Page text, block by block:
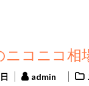
ニコニコ相
admin